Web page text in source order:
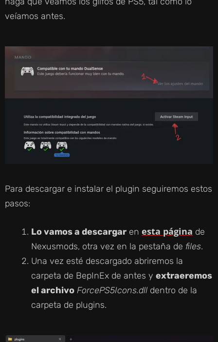
veíamos antes.
Para descargar e instalar el plugin seguiremos estos
pasos:
Lo vamos a descargar en esta página de
Nexusmods, otra vez en la pestaña de files.
Una vez esté descargado abriremos la
carpeta de BepInEx de antes y extraeremos
el archivo ForcePS5Icons.dll dentro de la
carpeta de plugins.